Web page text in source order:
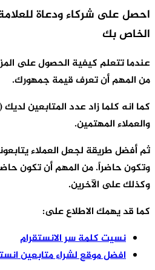
احصل على شركاء ودعاة للعلامة
الخاص بك
عندما تتعلم كيفية الحصول على
من المهم أن تعرف قيمة جمهورك.
كما انه كلما زاد عدد المتابعين لديك
والعملاء المهتمين.
ثم أفضل طريقة لجعل العملاء
وتكون حاضراً. من المهم أن تكون
وكذلك على الآخرين.
كما قد يهمك الاطلاع على:
نسيت كلمة سر الانستقرام
افضل موقع لشراء متابعين